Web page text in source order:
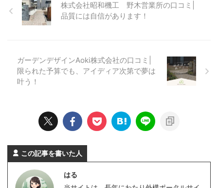
株式会社昭和機工 野木営業所の口コミ|
品質には自信があります！
ガーデンデザインAoki株式会社の口コミ|
限られた予算でも、アイディア次第で夢は
叶う！
この記事を書いた人
はる